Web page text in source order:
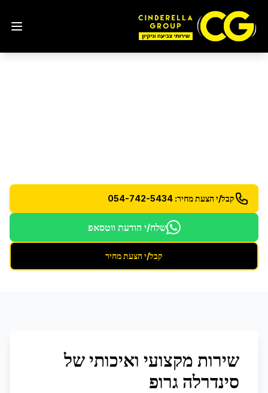
קבל/י הצעת מחיר: 054-742-5434
שלח/י הודעת ווטסאפ
קבל/י הצעת מחיר
שירות מקצועי ואיכותי של
סינדרלה גרופ